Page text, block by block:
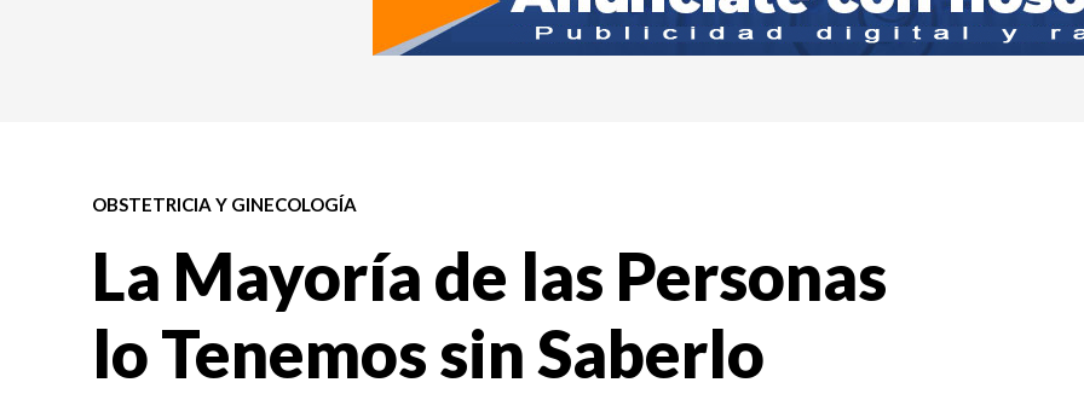
OBSTETRICIA Y GINECOLOGÍA
La Mayoría de las Personas
lo Tenemos sin Saberlo